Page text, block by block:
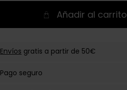
Añadir al carrito
Envíos gratis a partir de 50€
Pago seguro